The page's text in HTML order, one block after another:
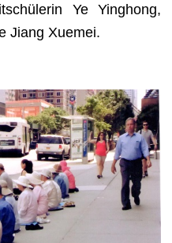
ülerin Ye Yinghong,
Jiang Xuemei.